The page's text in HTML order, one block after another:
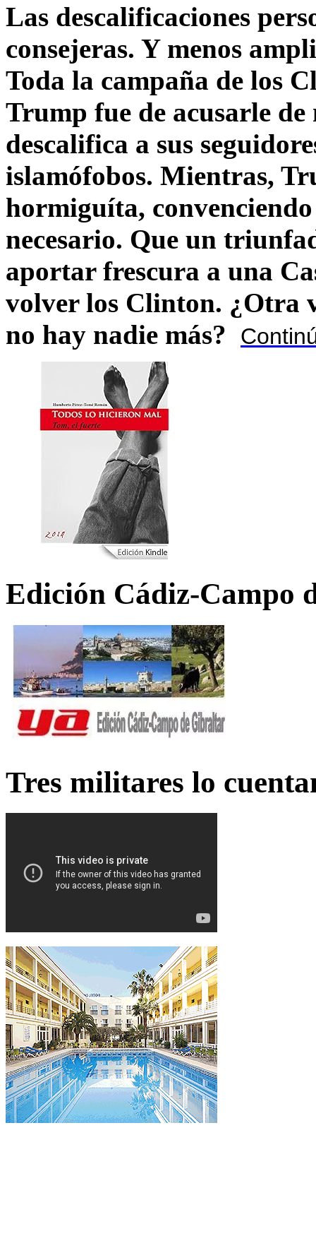
Las descalificaciones
consejeras. Y menos
Toda la campaña de los
Trump fue de acusarle
descalifica a sus
islamófobos. Mientras,
hormiguíta,
necesario. Que un
aportar frescura a una
volver los Clinton. ¿Otra
no hay nadie más?
Edición Cádiz-Campo
Tres militares lo